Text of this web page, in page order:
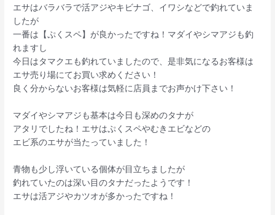
エサはバラバラで活アジやキビナゴ、イワシなどで釣れていま
したが
一番は【ぷくスペ】が良かったですね！マダイやシマアジも釣
れますし
今日はタマクエも釣れていましたので、是非気になるお客様は
エサ売り場にてお買い求めください！
良く分からないお客様は気軽に店員までお声かけ下さい！
マダイやシマアジも基本は今日も深めのタナが
アタリでしたね！エサはぷくスペやむきエビなどの
エビ系のエサが当たっていました！
青物も少し浮いている個体が目立ちましたが
釣れていたのは深い目のタナだったようです！
エサは活アジやカツオが多かったですね！